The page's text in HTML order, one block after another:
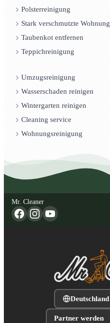
Polsterreinigung
Stark verschmutzte Wohnung
Taubenkot entfernen
Teppichreinigung
Umzugsreinigung
Wasserschaden reinigen
Wintergarten reinigen
Cleaning service
Wohnungsreinigung
Mr. Cleaner
Deutschland
Partner werden